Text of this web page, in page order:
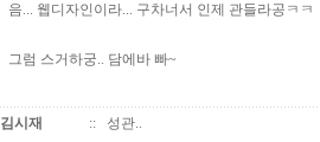
음... 웹디자인이라... 구차너서 인제 관들라공ㅋㅋ
그럼 스거하궁.. 담에바 빠~
김시재 ::
성관..